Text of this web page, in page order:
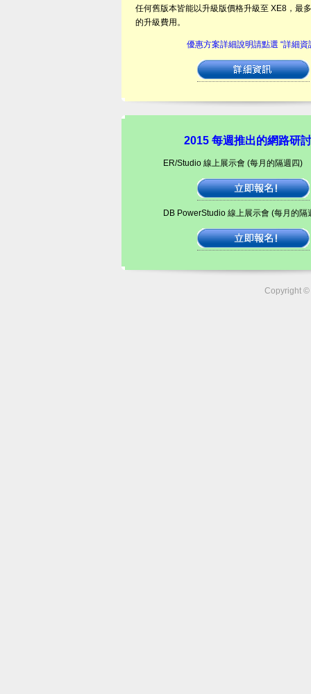
任何舊版本皆能以升級版價格升級至 XE8，最
的升級費用。
優惠方案詳細說明請點選 “詳細資
2015 每週推出的網路研
ER/Studio 線上展示會 (每月的隔週四)
DB PowerStudio 線上展示會 (每月的隔
Copyright ©